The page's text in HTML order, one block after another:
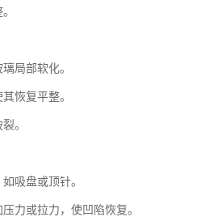
局部软化。
恢复平整。
。
吸盘或顶针。
力或拉力，使凹陷恢复。